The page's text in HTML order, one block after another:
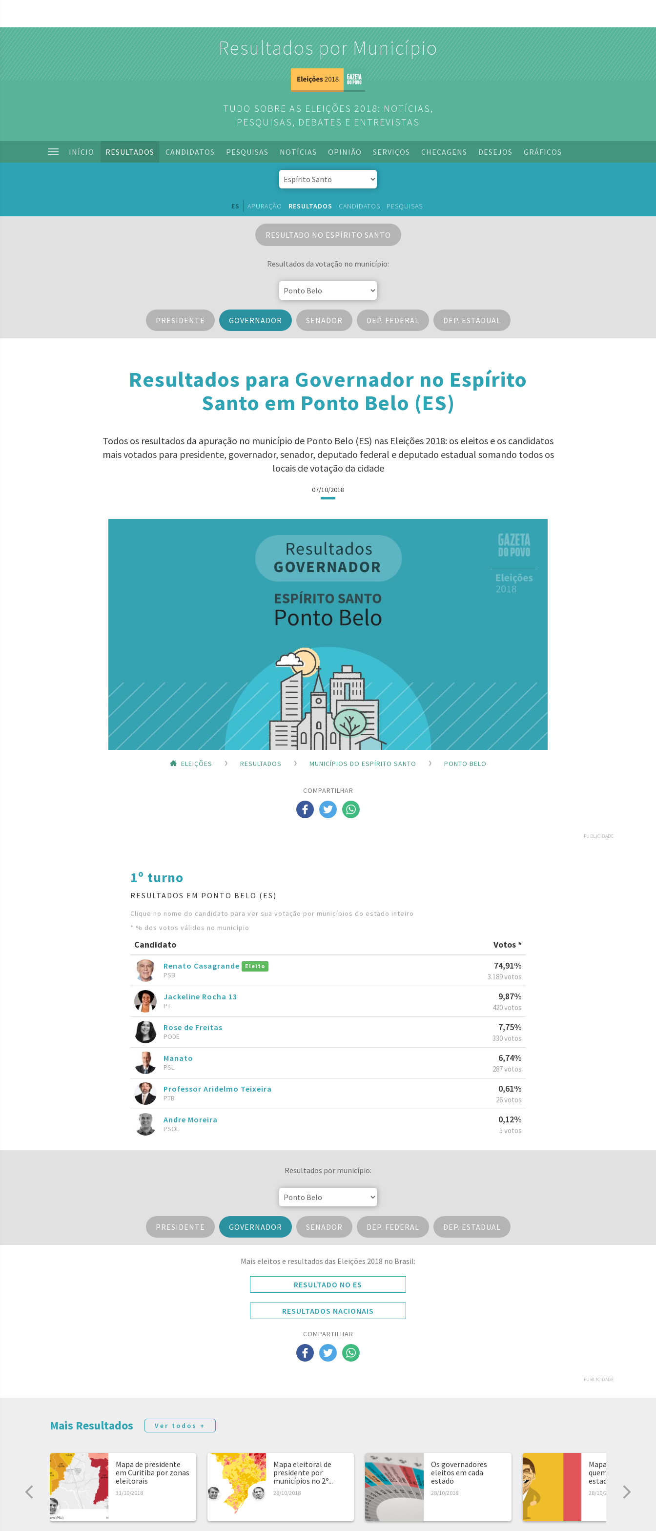
Resultados por Município
TUDO SOBRE AS ELEIÇÕES 2018: NOTÍCIAS,
PESQUISAS, DEBATES E ENTREVISTAS
INÍCIO RESULTADOS CANDIDATOS PESQUISAS NOTÍCIAS OPINIÃO SERVIÇOS CHECAGENS DESEJOS GRÁFICOS
ES APURAÇÃO RESULTADOS CANDIDATOS PESQUISAS
RESULTADO NO ESPÍRITO SANTO
Resultados da votação no município:
PRESIDENTE GOVERNADOR SENADOR DEP. FEDERAL DEP. ESTADUAL
Resultados para Governador no Espírito
Santo em Ponto Belo (ES)
Todos os resultados da apuração no município de Ponto Belo (ES) nas Eleições 2018: os eleitos e os candidatos
mais votados para presidente, governador, senador, deputado federal e deputado estadual somando todos os
locais de votação da cidade
07/10/2018
ELEIÇÕES RESULTADOS MUNICÍPIOS DO ESPÍRITO SANTO PONTO BELO
COMPARTILHAR
PUBLICIDADE
1º turno
RESULTADOS EM PONTO BELO (ES)
Clique no nome do candidato para ver sua votação por municípios do estado inteiro
* % dos votos válidos no município
Candidato Votos *
Renato Casagrande Eleito
PSB
74,91%
3.189 votos
Jackeline Rocha 13
PT
9,87%
420 votos
Rose de Freitas
PODE
7,75%
330 votos
Manato
PSL
6,74%
287 votos
Professor Aridelmo Teixeira
PTB
0,61%
26 votos
Andre Moreira
PSOL
0,12%
5 votos
Resultados por município:
PRESIDENTE GOVERNADOR SENADOR DEP. FEDERAL DEP. ESTADUAL
Mais eleitos e resultados das Eleições 2018 no Brasil:
RESULTADO NO ES
RESULTADOS NACIONAIS
COMPARTILHAR
PUBLICIDADE
Mais Resultados Ver todos +
Mapa de presidente
em Curitiba por zonas
eleitorais
31/10/2018
Mapa eleitoral de
presidente por
municípios no 2º...
28/10/2018
Os governadores
eleitos em cada
estado
28/10/2018
Mapa de presidente:
quem ganhou em
estado...
28/10/2018